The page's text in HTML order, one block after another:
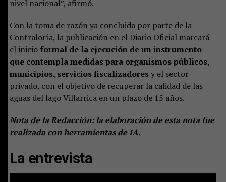
nivel nacional”, afirmó.
Con la toma de razón ya concluida por parte de la
Contraloría, la publicación en el Diario Oficial marcará
el inicio formal de la ejecución de un instrumento
que contempla medidas para organismos públicos,
municipios, servicios fiscalizadoresy el sector
privado, con el objetivo de recuperar la calidad de las
aguas del lago Villarrica en un plazo de 15 años.
Nota de la Redacción: la elaboración de esta nota fue
realizada con herramientas de IA.
La entrevista